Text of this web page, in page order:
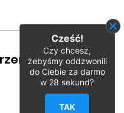
Cześć!
Czy chcesz,
żebyśmy oddzwonili
do Ciebie za darmo
w 28 sekund?
TAK